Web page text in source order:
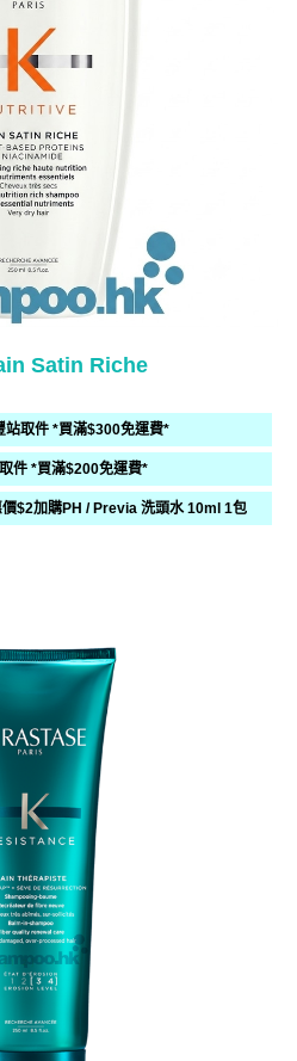
Satin Riche
站取件 *買滿$300免運費*
件 *買滿$200免運費*
$2加購PH / Previa 洗頭水 10ml 1包